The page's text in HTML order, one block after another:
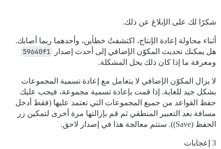
شكرًا لك على الإبلاغ عن ذلك.
أثناء محاولة إعادة الإنتاج، اكتشفتُ خطأين، وأحدهما ربما أصابك.
هل يمكنك تحديث المكوّن الإضافي إلى أحدث إصدار
59640f1
ومعرفة ما إذا كان ذلك يحل المشكلة.
لا يزال المكوّن الإضافي لا يتعامل مع إعادة تسمية المجموعات
بشكل جيد للغاية. إذا قمت بإعادة تسمية مجموعة، فيجب عليك
حفظ القواعد من جميع المجموعات التي تعتمد عليها (فقط أدخل
مسافة بعد التعبير المنطقي ثم قم بإزالتها مرة أخرى لتمكين زر
الحفظ (Save)). ستتم معالجة هذا في إصدار لاحق.
3 إعجابات